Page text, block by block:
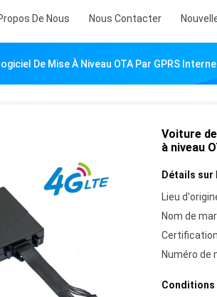
De Nous Nous Contacter
De Mise À Niveau OTA Par GPRS
Voiture
à niveau
Détails sur
Lieu
Nom de
Numéro de
Conditions